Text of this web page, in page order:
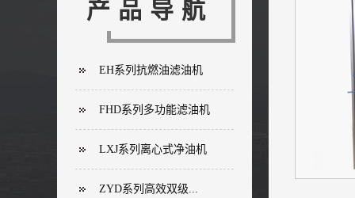
产品导航
EH系列抗燃油滤油机
FHD系列多功能滤油机
LXJ系列离心式净油机
ZYD系列高效双级...